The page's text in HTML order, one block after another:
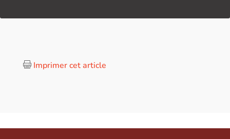
 Imprimer cet article